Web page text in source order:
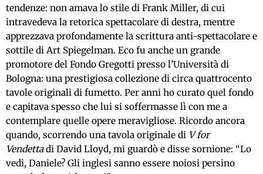
tendenze: non amava lo stile di Frank Miller, di cui
intravedeva la retorica spettacolare di destra, mentre
apprezzava profondamente la scrittura anti-spettacolare e
sottile di Art Spiegelman. Eco fu anche un grande
promotore del Fondo Gregotti presso l’Università di
Bologna: una prestigiosa collezione di circa quattrocento
tavole originali di fumetto. Per anni ho curato quel fondo
e capitava spesso che lui si soffermasse lì con me a
contemplare quelle opere meravigliose. Ricordo ancora
quando, scorrendo una tavola originale di V for
Vendettadi David Lloyd, mi guardò e disse sornione: “Lo
vedi, Daniele? Gli inglesi sanno essere noiosi persino